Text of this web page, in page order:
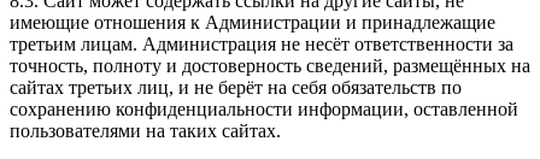
имеющие отношения к Администрации и принадлежащие
третьим лицам. Администрация не несёт ответственности за
точность, полноту и достоверность сведений, размещённых на
сайтах третьих лиц, и не берёт на себя обязательств по
сохранению конфиденциальности информации, оставленной
пользователями на таких сайтах.